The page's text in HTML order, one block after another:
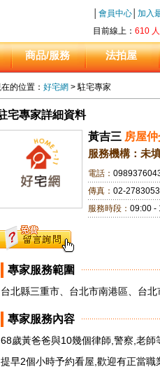
目前線上： 610 人
會員中心│ 加入
商品/服務 法拍屋
的位置： 好宅網 > 駐宅專家
宅專家詳細資料
黃吉三 房屋
服務機構：未
電話：
傳真： 02-
服務時段： 09:00 -
專家服務範圍
台北縣三重市、台北市南港區、台
專家服務內容
68歲黃爸爸與10幾個律師,警察,老
提早2個小時予約看屋,歡迎有正當